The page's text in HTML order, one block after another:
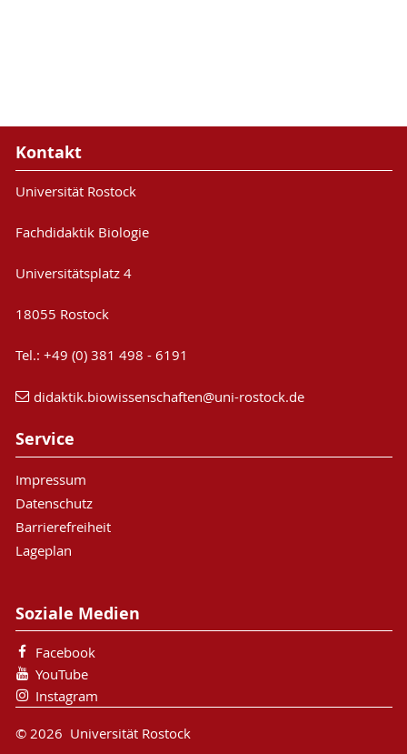
Kontakt
Universität Rostock
Fachdidaktik Biologie
Universitätsplatz 4
18055 Rostock
Tel.: +49 (0) 381 498 - 6191
didaktik.biowissenschaften@uni-rostock.de
Service
Impressum
Datenschutz
Barrierefreiheit
Lageplan
Soziale Medien
Facebook
YouTube
Instagram
© 2026 Universität Rostock